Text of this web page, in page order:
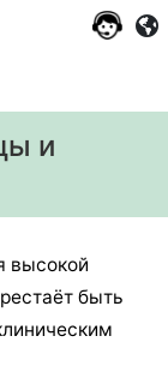
и
высокой
быть